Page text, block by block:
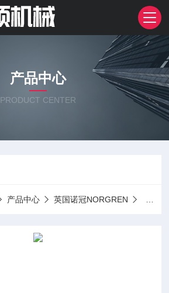
产品中心
PRODUCT CENTER
产品中心 英国诺冠NORGREN